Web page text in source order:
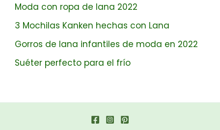
Moda con ropa de lana 2022
3 Mochilas Kanken hechas con Lana
Gorros de lana infantiles de moda en 2022
Suéter perfecto para el frío